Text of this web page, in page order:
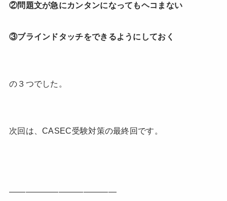
②問題文が急にカンタンになってもヘコまない
③ブラインドタッチをできるようにしておく
の３つでした。
次回は、CASEC受験対策の最終回です。
—————————————